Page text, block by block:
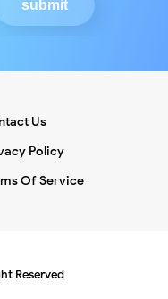
Us
Policy
Of Service
Reserved